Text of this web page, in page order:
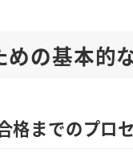
の基本的
格までのプロ